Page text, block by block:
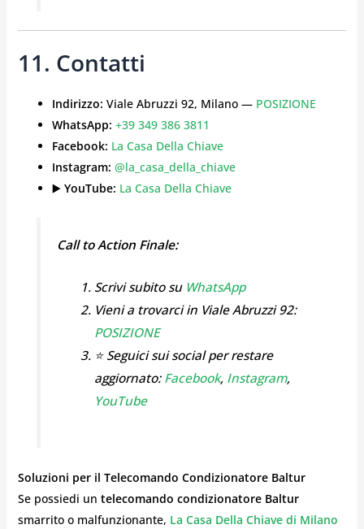
11. Contatti
Indirizzo: Viale Abruzzi 92, Milano — POSIZIONE
WhatsApp: +39 349 386 3811
Facebook: La Casa Della Chiave
Instagram: @la_casa_della_chiave
▶️ YouTube: La Casa Della Chiave
Call to Action Finale:
Scrivi subito su WhatsApp
Vieni a trovarci in Viale Abruzzi 92:
POSIZIONE
⭐ Seguici sui social per restare
aggiornato:Facebook, Instagram,
YouTube
Soluzioni per il Telecomando Condizionatore Baltur
Se possiedi un telecomando condizionatore Baltur
smarrito o malfunzionante, La Casa Della Chiave di Milano